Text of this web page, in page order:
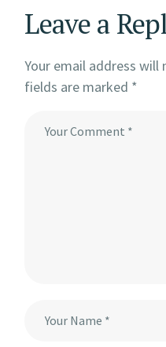
Leave a
Your email address will
fields are marked *